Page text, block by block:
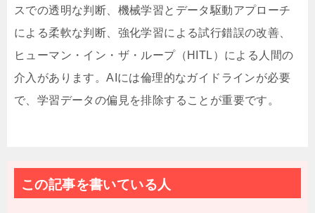
スでの透明な判断、機械学習とデータ駆動アプローチ
による柔軟な判断、強化学習による試行錯誤の改善、
ヒューマン・イン・ザ・ループ（HITL）による人間の
介入があります。AIには倫理的なガイドラインが必要
で、学習データの偏見を排除することが重要です。
この記事を書いている人